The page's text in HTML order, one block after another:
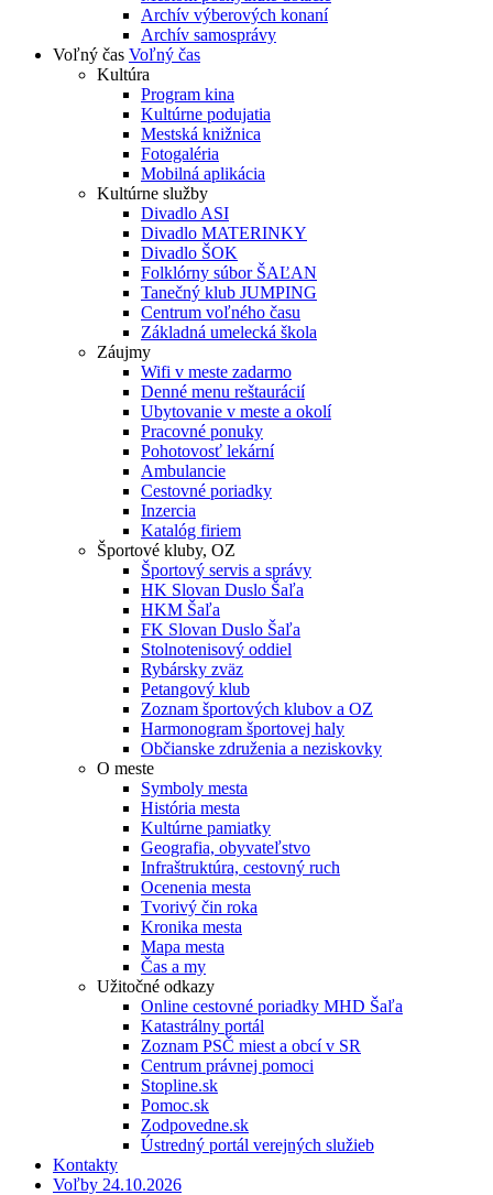
Archív výberových konaní
Archív samosprávy
Voľný čas Voľný čas
Kultúra
Program kina
Kultúrne podujatia
Mestská knižnica
Fotogaléria
Mobilná aplikácia
Kultúrne služby
Divadlo ASI
Divadlo MATERINKY
Divadlo ŠOK
Folklórny súbor ŠAĽAN
Tanečný klub JUMPING
Centrum voľného času
Základná umelecká škola
Záujmy
Wifi v meste zadarmo
Denné menu reštaurácií
Ubytovanie v meste a okolí
Pracovné ponuky
Pohotovosť lekární
Ambulancie
Cestovné poriadky
Inzercia
Katalóg firiem
Športové kluby, OZ
Športový servis a správy
HK Slovan Duslo Šaľa
HKM Šaľa
FK Slovan Duslo Šaľa
Stolnotenisový oddiel
Rybársky zväz
Petangový klub
Zoznam športových klubov a OZ
Harmonogram športovej haly
Občianske združenia a neziskovky
O meste
Symboly mesta
História mesta
Kultúrne pamiatky
Geografia, obyvateľstvo
Infraštruktúra, cestovný ruch
Ocenenia mesta
Tvorivý čin roka
Kronika mesta
Mapa mesta
Čas a my
Užitočné odkazy
Online cestovné poriadky MHD Šaľa
Katastrálny portál
Zoznam PSČ miest a obcí v SR
Centrum právnej pomoci
Stopline.sk
Pomoc.sk
Zodpovedne.sk
Ústredný portál verejných služieb
Kontakty
Voľby 24.10.2026